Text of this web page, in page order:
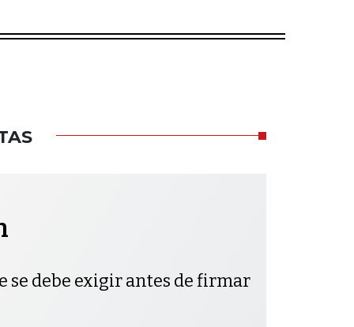
se debe exigir antes de firmar